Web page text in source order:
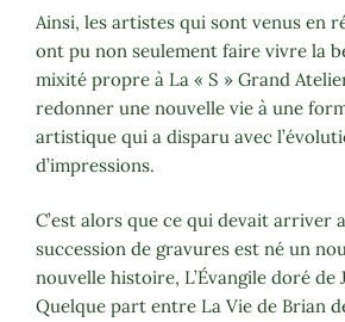
Ainsi, les artistes qui sont venus en
ont pu non seulement faire vivre la
mixité propre à La « S » Grand
redonner une nouvelle vie à une
artistique qui a disparu avec
d’impressions.
C’est alors que ce qui devait arriver
succession de gravures est né un
nouvelle histoire, L’Évangile doré de
Quelque part entre La Vie de Brian